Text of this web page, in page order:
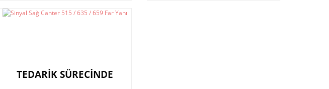
TEDARİK SÜRECİNDE